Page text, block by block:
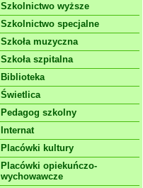
Szkolnictwo wyższe
Szkolnictwo specjalne
Szkoła muzyczna
Szkoła szpitalna
Biblioteka
Świetlica
Pedagog szkolny
Internat
Placówki kultury
Placówki opiekuńczo-
wychowawcze